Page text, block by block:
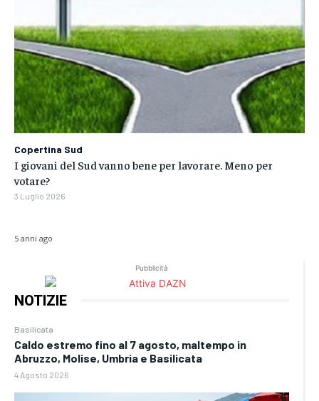
Pubblicità
NOTIZIE
Basilicata
Caldo estremo fino al 7 agosto, maltempo in
Abruzzo, Molise, Umbria e Basilicata
4 Agosto 2026
5 anni ago
Copertina Sud
I giovani del Sud vanno bene per lavorare. Meno per
votare?
3 Luglio 2026